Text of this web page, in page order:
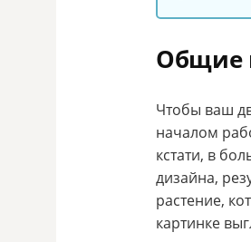
Общие
Чтобы ваш
началом
кстати, в
дизайна,
растение,
картинке